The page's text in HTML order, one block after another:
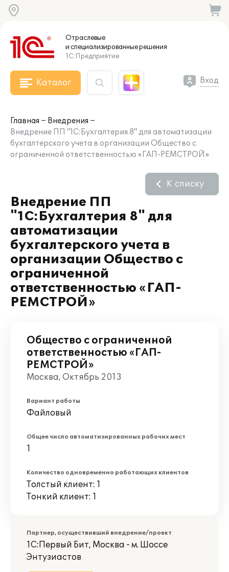
Отраслевые
и специализированныерешения
1С:Предприятие
Каталог Вход
Главная
Внедрения
Внедрение ПП "1С:Бухгалтерия 8" для автоматизации
бухгалтерского учета в организации Общество с
ограниченной ответственностью «ГАП-РЕМСТРОЙ»
Внедрение ПП
"1С:Бухгалтерия 8" для
автоматизации
бухгалтерского учета в
организации Общество с
ограниченной
ответственностью «ГАП-
РЕМСТРОЙ»
К списку
Общество с ограниченной
ответственностью «ГАП-
РЕМСТРОЙ»
Москва, Октябрь 2013
Вариант работы
Файловый
Общее число автоматизированных рабочих мест
1
Количество одновременно работающих клиентов
Толстый клиент: 1
Тонкий клиент: 1
Партнер, осуществивший внедрение/проект
1С:Первый Бит, Москва - м. Шоссе
Энтузиастов